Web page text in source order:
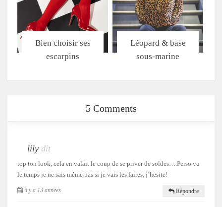
Bien choisir ses
escarpins
Léopard & base
sous-marine
5 Comments
lily dit
top ton look, cela en valait le coup de se priver de soldes….Perso vu
le temps je ne sais même pas si je vais les faires, j’hesite!
il y a 13 années Répondre